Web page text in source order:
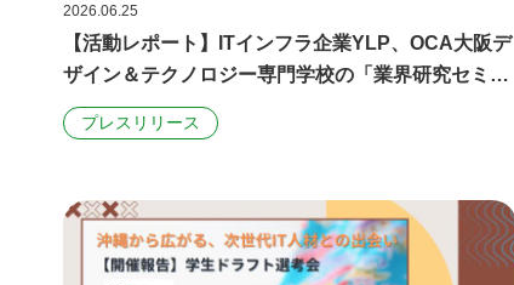
2026.06.25
【活動レポート】ITインフラ企業YLP、OCA大阪デ
ザイン＆テクノロジー専門学校の「業界研究セミナ
ー」に登壇。現役エンジニアと学ぶグループワーク
で、IT業界のリアルな仕事を体感
プレスリリース